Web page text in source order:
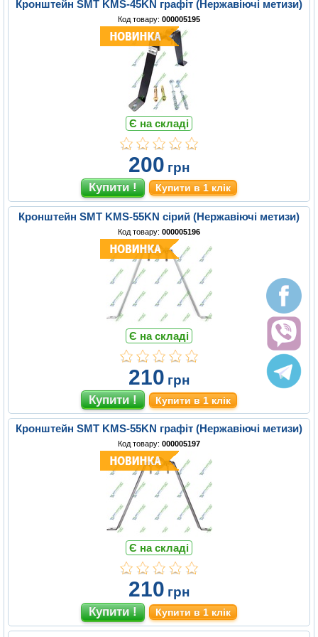
Кронштейн SMT KMS-45KN графіт (Нержавіючі метизи)
Код товару: 000005195
Є на складі
200 грн
Купити в 1 клік
Кронштейн SMT KMS-55KN сірий (Нержавіючі метизи)
Код товару: 000005196
Є на складі
210 грн
Купити в 1 клік
Кронштейн SMT KMS-55KN графіт (Нержавіючі метизи)
Код товару: 000005197
Є на складі
210 грн
Купити в 1 клік